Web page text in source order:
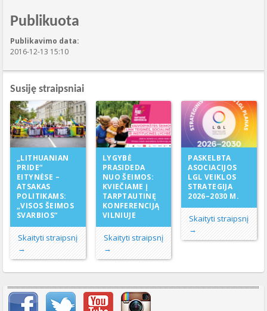
Publikuota
Publikavimo data:
2016-12-13 15:10
Susiję straipsniai
„LITHUANIAN
PRIDE“
EITYNĖSE –
ATSAKAS
POLITIKAMS:
„VISOS ŠEIMOS
SVARBIOS“
Skaityti straipsnį
→
LYGYBĖ
PRASIDEDA
NUO ŠEIMOS:
KVIEČIAME Į
TARPTAUTINĘ
KONFERENCIJĄ
VILNIUJE
Skaityti straipsnį
→
PASKELBTA
ASOCIACIJOS
LGL VEIKLOS
STRATEGIJA
2026–2030 M.
Skaityti straipsnį
→
Svarbių įrašų meniu